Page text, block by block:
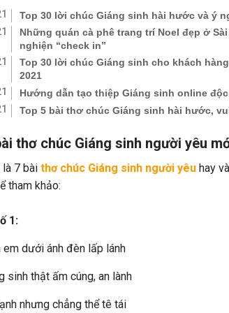
Top 30 lời chúc Giáng sinh hài hước và ý
Những quán cà phê trang trí Noel đẹp ở
nghiện “check in”
Top 30 lời chúc Giáng sinh cho khách
2021
Hướng dẫn tạo thiệp Giáng sinh online
Top 5 bài thơ chúc Giáng sinh hài hước,
thơ chúc Giáng sinh người yêu
7 bài thơ chúc Giáng sinh người yêu hay
tham khảo:
1:
em dưới ánh đèn lấp lánh
sinh thật ấm cúng, an lành
nhưng chẳng thể tê tái